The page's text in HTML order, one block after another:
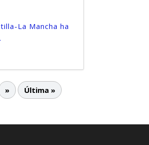
La Mancha ha
» Última »